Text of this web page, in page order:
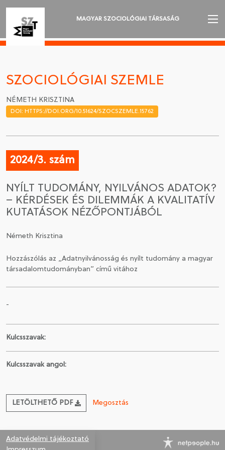
MAGYAR SZOCIOLÓGIAI TÁRSASÁG
AKTUALITÁSOK
VÁNDORGYŰLÉSEK
SZAKOSZTÁLYOK
DÍJAK
NYELVVÁLASZTÁS
TAGSÁGOMAT
SZOCIOLÓGIAI SZEMLE
NÉMETH KRISZTINA
DOI: HTTPS://DOI.ORG/10.51624/SZOCSZEMLE.15762
2024/3. szám
NYÍLT TUDOMÁNY, NYILVÁNOS ADATOK?
– KÉRDÉSEK ÉS DILEMMÁK A KVALITATÍV
KUTATÁSOK NÉZŐPONTJÁBÓL
Németh Krisztina
Hozzászólás az „Adatnyilvánosság és nyílt tudomány a magyar
társadalomtudományban” című vitához
-
Kulcsszavak:
Kulcsszavak angol:
LETÖLTHETŐ PDF Megosztás
Adatvédelmi tájékoztató